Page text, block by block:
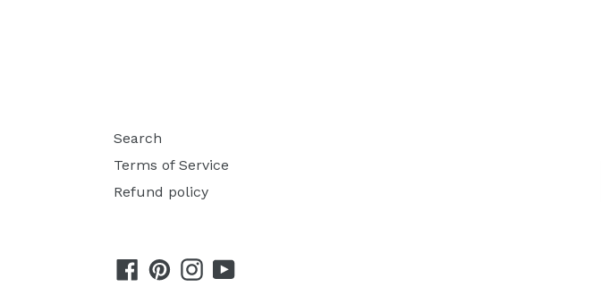
Search
Terms of Service
Refund policy
Facebook
PinterestInstagram
YouTube